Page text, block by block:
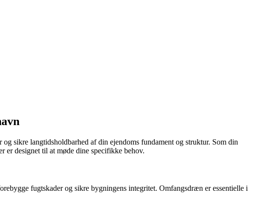
sikre langtidsholdbarhed af din ejendoms fundament og struktur. Som din
designet til at møde dine specifikke behov.
fugtskader og sikre bygningens integritet. Omfangsdræn er essentielle i